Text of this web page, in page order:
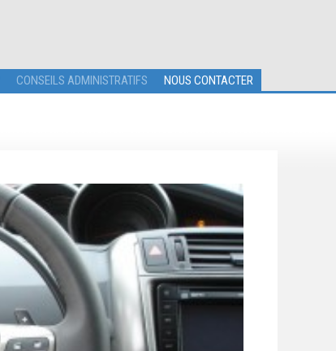
CONSEILS ADMINISTRATIFS NOUS CONTACTER